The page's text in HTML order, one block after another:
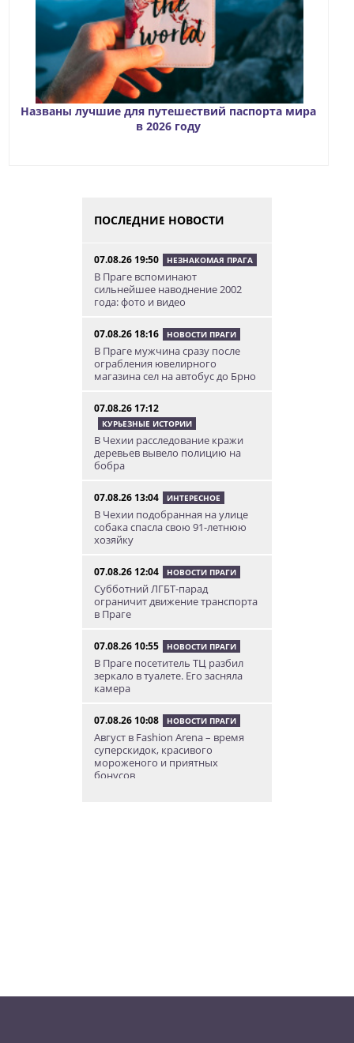
Названы лучшие для путешествий паспорта мира
в 2026 году
ПОСЛЕДНИЕ НОВОСТИ
07.08.26 19:50 НЕЗНАКОМАЯ ПРАГА
В Праге вспоминают
сильнейшее наводнение 2002
года: фото и видео
07.08.26 18:16 НОВОСТИ ПРАГИ
В Праге мужчина сразу после
ограбления ювелирного
магазина сел на автобус до Брно
07.08.26 17:12
КУРЬЕЗНЫЕ ИСТОРИИ
В Чехии расследование кражи
деревьев вывело полицию на
бобра
07.08.26 13:04 ИНТЕРЕСНОЕ
В Чехии подобранная на улице
собака спасла свою 91-летнюю
хозяйку
07.08.26 12:04 НОВОСТИ ПРАГИ
Субботний ЛГБТ-парад
ограничит движение транспорта
в Праге
07.08.26 10:55 НОВОСТИ ПРАГИ
В Праге посетитель ТЦ разбил
зеркало в туалете. Его засняла
камера
07.08.26 10:08 НОВОСТИ ПРАГИ
Август в Fashion Arena – время
суперскидок, красивого
мороженого и приятных
бонусов
Молотова» в дом с ребенком